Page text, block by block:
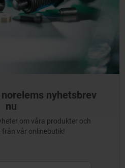
nyhetsbrev
nu
om våra produkter och
från vår onlinebutik!